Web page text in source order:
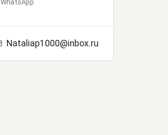
WhatsApp
Nataliap1000@inbox.ru